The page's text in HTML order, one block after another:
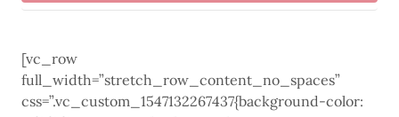
[vc_row
full_width=”stretch_row_content_no_spaces”
css=”.vc_custom_1547132267437{background-color: